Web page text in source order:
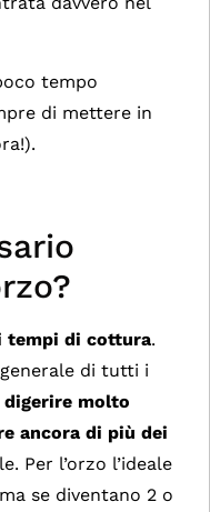
tempo
di mettere in
tempi di cottura.
generale di tutti i
digerire molto
ancora di più dei
Per l’orzo l’ideale
se diventano 2 o